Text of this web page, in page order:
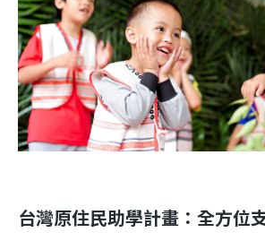
台灣原住民助學計畫：全方位